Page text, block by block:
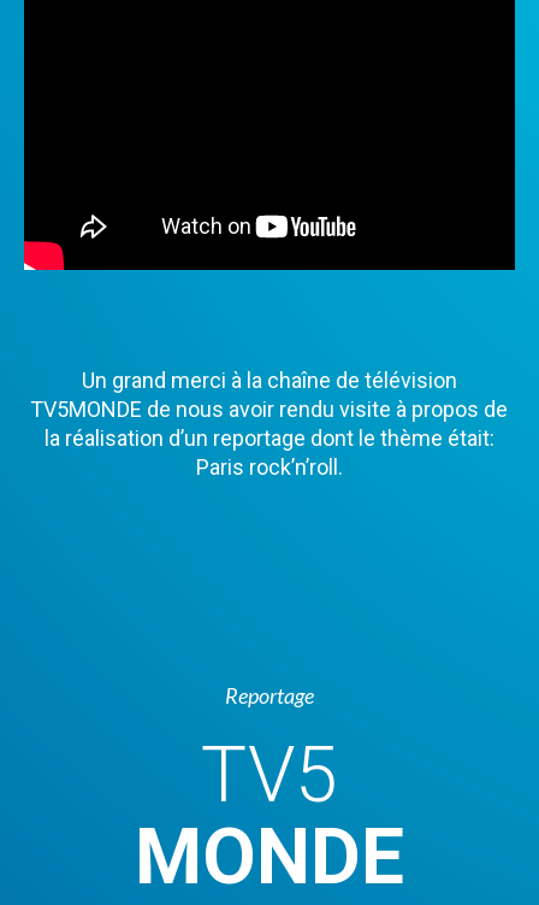
Un grand merci à la chaîne de télévision
TV5MONDE de nous avoir rendu visite à propos de
la réalisation d’un reportage dont le thème était:
Paris rock’n’roll.
Reportage
TV5
MONDE